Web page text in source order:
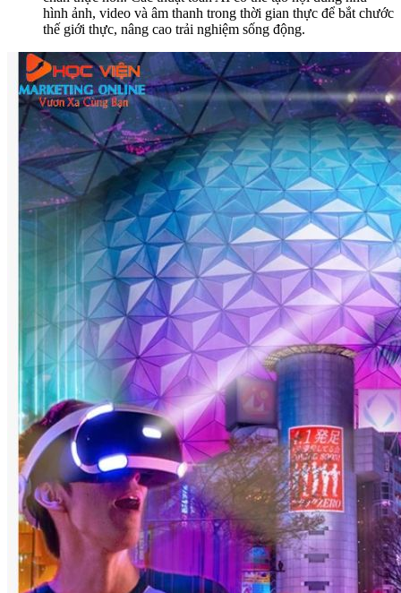
hình ảnh, video và âm thanh trong thời gian thực để bắt chước
thế giới thực, nâng cao trải nghiệm sống động.